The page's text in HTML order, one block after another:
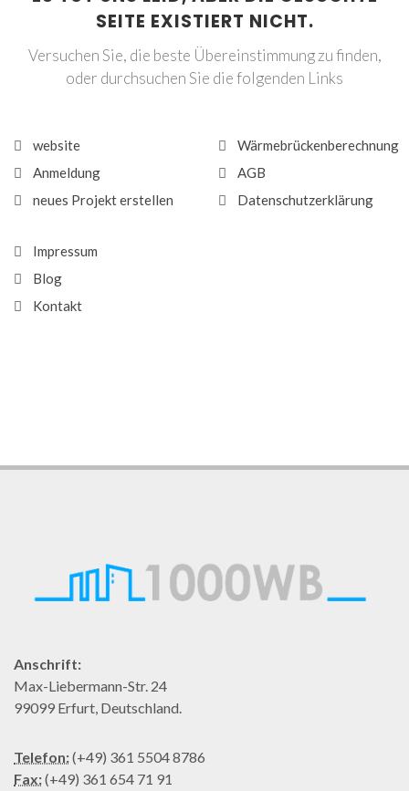
SEITE EXISTIERT NICHT.
Versuchen Sie, die beste Übereinstimmung zu finden,
oder durchsuchen Sie die folgenden Links
website
Anmeldung
neues Projekt erstellen
Wärmebrückenberechnung
AGB
Datenschutzerklärung
Impressum
Blog
Kontakt
Anschrift:
Max-Liebermann-Str. 24
99099 Erfurt, Deutschland.
Telefon:(+49) 361 5504 8786
Fax:(+49) 361 654 71 91